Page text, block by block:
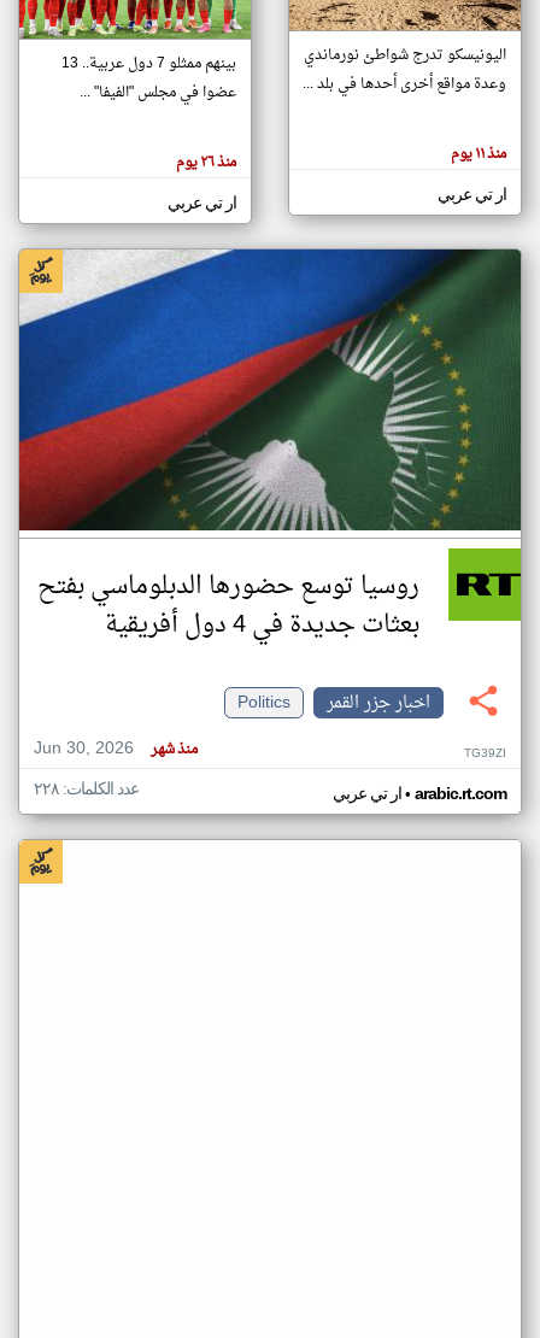
تغيير الدولة
اخبار جزر القمر على مدار الساعة
أهم اخبار جزر القمر العاجلة والمباشرة
هنا عن
وجهة
كاتبيها.
اليونيسكو تدرج شواطئ نورماندي
وعدة مواقع أخرى أحدها في بلد ...
منذ ١١ يوم
ار تي عربي
بينهم ممثلو 7 دول عربية.. 13
عضوا في مجلس "الفيفا" ...
منذ ٢٦ يوم
ار تي عربي
روسيا توسع حضورها الدبلوماسي بفتح
بعثات جديدة في 4 دول أفريقية
اخبار جزر القمر
Politics
Jun 30, 2026
منذ شهر TG39ZI
ار تي عربي• arabic.rt.com عدد الكلمات: ٢٢٨
klyoum.com